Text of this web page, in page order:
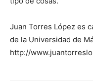
Juan Torres López es
de la Universidad de
http://